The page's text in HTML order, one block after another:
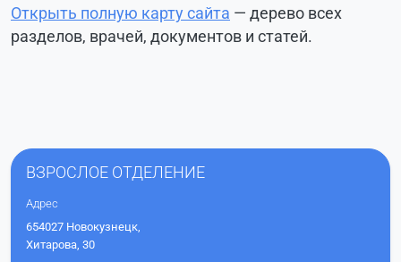
Открыть полную карту сайта — дерево всех
разделов, врачей, документов и статей.
ВЗРОСЛОЕ ОТДЕЛЕНИЕ
Адрес
654027 Новокузнецк,
Хитарова, 30